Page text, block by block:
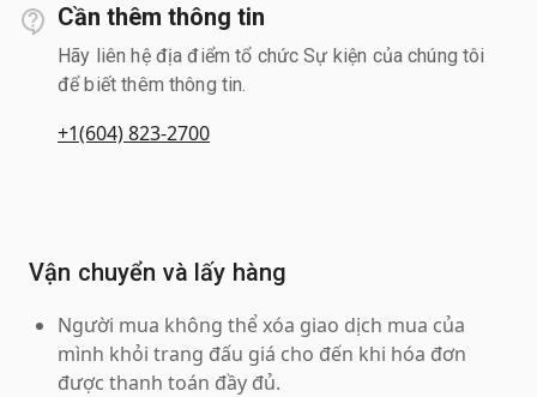
Cần thêm thông tin
Hãy liên hệ địa điểm tổ chức Sự kiện của chúng tôi
để biết thêm thông tin.
+1(604) 823-2700
Vận chuyển và lấy hàng
Người mua không thể xóa giao dịch mua của
mình khỏi trang đấu giá cho đến khi hóa đơn
được thanh toán đầy đủ.